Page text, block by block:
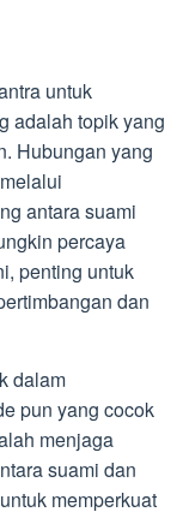
untuk
adalah topik yang
Hubungan yang
antara suami
percaya
penting untuk
dan
dalam
pun yang cocok
menjaga
suami dan
memperkuat